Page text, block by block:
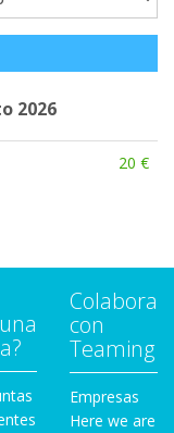
2026
20 €
Colabora
con
Teaming
Empresas
Here we are